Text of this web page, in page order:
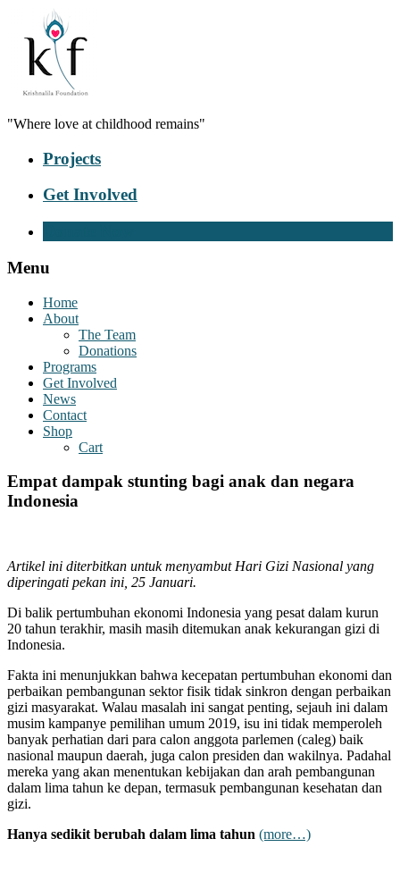
"Where love at childhood remains"
Projects
Get Involved
Menu
Home
About
The Team
Donations
Programs
Get Involved
News
Contact
Shop
Cart
Empat dampak stunting bagi anak dan negara
Indonesia
Artikel ini diterbitkan untuk menyambut Hari Gizi Nasional yang
diperingati pekan ini, 25 Januari.
Di balik pertumbuhan ekonomi Indonesia yang pesat dalam kurun
20 tahun terakhir, masih masih ditemukan anak kekurangan gizi di
Indonesia.
Fakta ini menunjukkan bahwa kecepatan pertumbuhan ekonomi dan
perbaikan pembangunan sektor fisik tidak sinkron dengan perbaikan
gizi masyarakat. Walau masalah ini sangat penting, sejauh ini dalam
musim kampanye pemilihan umum 2019, isu ini tidak memperoleh
banyak perhatian dari para calon anggota parlemen (caleg) baik
nasional maupun daerah, juga calon presiden dan wakilnya. Padahal
mereka yang akan menentukan kebijakan dan arah pembangunan
dalam lima tahun ke depan, termasuk pembangunan kesehatan dan
gizi.
Hanya sedikit berubah dalam lima tahun (more…)